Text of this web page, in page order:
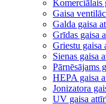
Komerciālais
Gaisa
Galda gaisa
Grīdas gaisa
Griestu gaisa
Sienas gaisa
Pārnēsājams
HEPA gaisa
Jonizatora
UV gaisa